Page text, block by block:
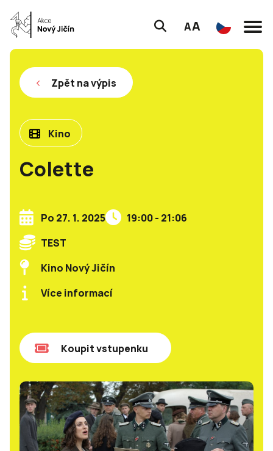
AA
Zpět na výpis
Kino
Colette
Po 27. 1. 2025
19:00 - 21:06
TEST
Kino Nový Jičín
Více informací
Koupit vstupenku